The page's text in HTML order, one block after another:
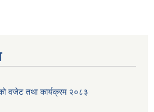
वजेट तथा कार्यक्रम २०८३